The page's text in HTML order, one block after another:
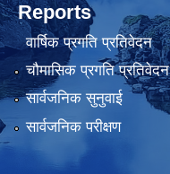
Reports
वार्षिक प्रगति प्रतिवेदन
चौमासिक प्रगति प्रतिवेदन
सार्वजनिक सुनुवाई
सार्वजनिक परीक्षण